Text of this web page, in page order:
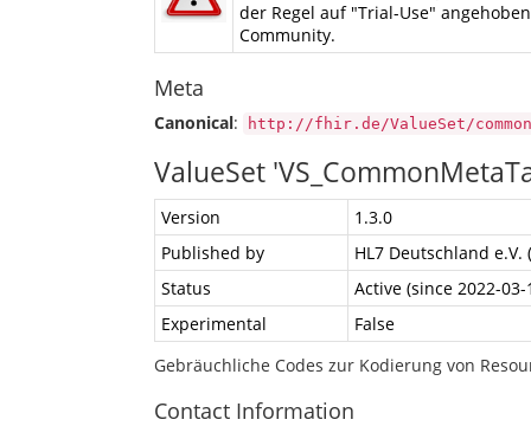
der Regel auf "Trial-Use"
Community.
Meta
Canonical: http://fhir.de/ValueSet/
ValueSet
Version
1.3.0
Published by
HL7 Deutschland e.V.
Status
Active (since 2022-03-
Experimental
False
Gebräuchliche Codes zur Kodierung von
Contact Information